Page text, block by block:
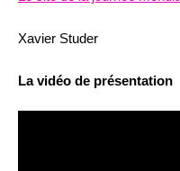
Xavier Studer
La vidéo de présentation